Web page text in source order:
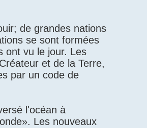
de grandes nations
se sont formées
ont vu le jour. Les
et de la Terre,
par un code de
l'océan à
Les nouveaux